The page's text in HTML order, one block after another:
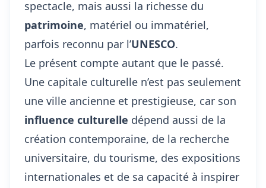
spectacle, mais aussi la richesse du
patrimoine, matériel ou immatériel,
parfois reconnu par l’UNESCO.
Le présent compte autant que le passé.
Une capitale culturelle n’est pas seulement
une ville ancienne et prestigieuse, car son
influence culturelle dépend aussi de la
création contemporaine, de la recherche
universitaire, du tourisme, des expositions
internationales et de sa capacité à inspirer